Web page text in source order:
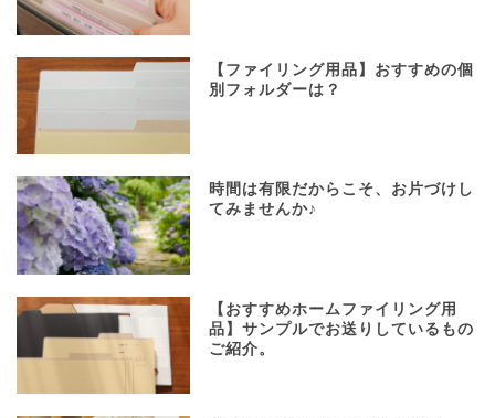
【ファイリング用品】おすすめの個
別フォルダーは？
時間は有限だからこそ、お片づけし
てみませんか♪
【おすすめホームファイリング用
品】サンプルでお送りしているもの
ご紹介。